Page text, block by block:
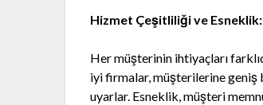
Hizmet Çeşitliliği ve Esneklik:
Her müşterinin ihtiyaçları
iyi firmalar, müşterilerine geniş
uyarlar. Esneklik, müşteri